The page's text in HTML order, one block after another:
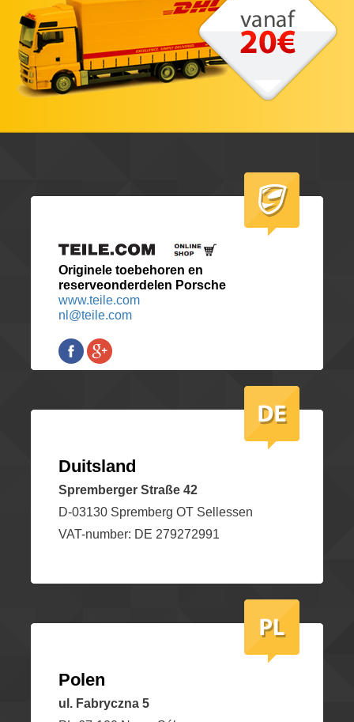
Originele toebehoren en
reserveonderdelen Porsche
www.teile.com
nl@teile.com
Duitsland
Spremberger Straße 42
D-03130 Spremberg OT Sellessen
VAT-number: DE 279272991
Polen
ul. Fabryczna 5